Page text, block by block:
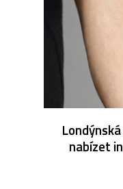
nabízet